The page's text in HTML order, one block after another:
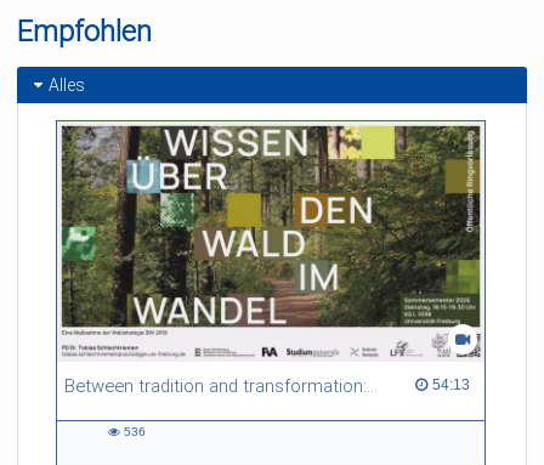
Empfohlen
Alles
Between tradition and transformation: how owners, advisers and institutions co-create knowledge for resilient forests in Europe 54:13
54:13 duration
536